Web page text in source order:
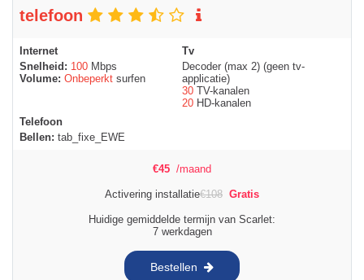
telefoon
Internet
Snelheid: 100 Mbps
Volume: Onbeperkt surfen
Tv
Decoder (max 2) (geen tv-
applicatie)
30 TV-kanalen
20 HD-kanalen
Telefoon
Bellen: tab_fixe_EWE
€45 /maand
Activering installatie€108 Gratis
Huidige gemiddelde termijn van Scarlet:
7 werkdagen
Bestellen